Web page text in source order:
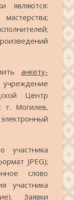
являются:
анкету-
Центр
г. Могилев,
участника
JPEG);
слово
участника
Заявки